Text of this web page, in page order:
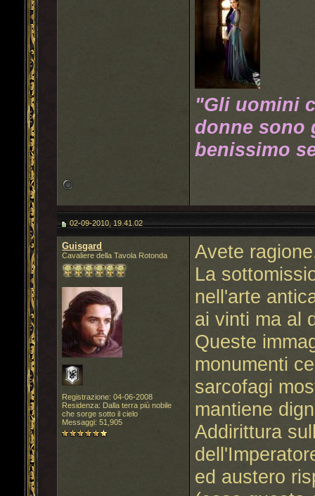
"Gli uomini
donne sono
benissimo
02-09-2010, 19.41.02
Guisgard
Cavaliere della Tavola Rotonda
Registrazione: 04-06-2008
Residenza: Dalla terra più nobile
che sorge sotto il cielo
Messaggi: 51,905
Avete
La
nell'arte
ai vinti ma al
Queste
monumenti
sarcofagi
mantiene
Addirittura
ed austero